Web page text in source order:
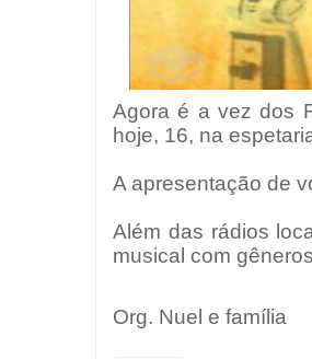
Agora é a vez dos
hoje, 16, na
A apresentação de
Além das rádios
musical com
Org. Nuel e família